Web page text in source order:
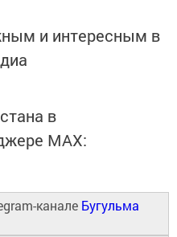
и интересным в
в
MАХ:
канале Бугульма